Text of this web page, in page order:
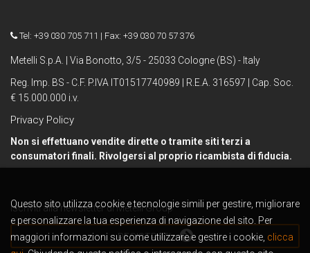
Tel: +39 030 705 711 | Fax: +39 030 70 57 376
Metelli S.p.A. | Via Bonotto, 3/5 - 25033 Cologne (BS) - Italy
Reg. Imp. BS - C.F. P.IVA IT01517740989 | R.E.A. 316597 | Cap. Soc.
€ 15.000.000 i.v.
Privacy Policy
Non si effettuano vendite dirette o tramite siti terzi a
consumatori finali. Rivolgersi al proprio ricambista di fiducia.
Iscriviti alla newsletter di Metelli Group
REGISTRATI
Questo sito utilizza cookie e tecnologie simili per gestire, migliorare
e personalizzare la tua esperienza di navigazione del sito. Per
maggiori informazioni su come utilizzare e gestire i cookie, clicca